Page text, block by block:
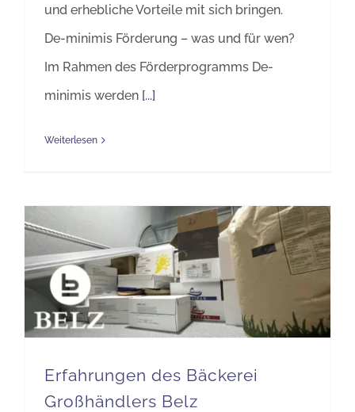
und erhebliche Vorteile mit sich bringen.
De-minimis Förderung – was und für wen?
Im Rahmen des Förderprogramms De-
minimis werden [...]
Weiterlesen
Erfahrungen des Bäckerei
Großhändlers Belz